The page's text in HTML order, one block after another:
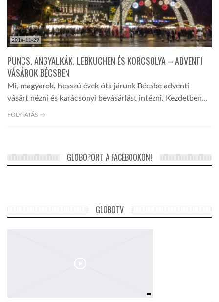
2016-11-29
PUNCS, ANGYALKÁK, LEBKUCHEN ÉS KORCSOLYA – ADVENTI
VÁSÁROK BÉCSBEN
Mi, magyarok, hosszú évek óta járunk Bécsbe adventi
vásárt nézni és karácsonyi bevásárlást intézni. Kezdetben…
FOLYTATÁS →
GLOBOPORT A FACEBOOKON!
GLOBOTV